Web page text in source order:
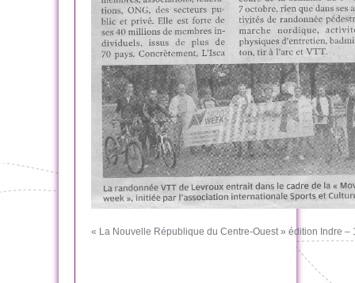
« La Nouvelle République du Centre-Ouest » édition Indre –